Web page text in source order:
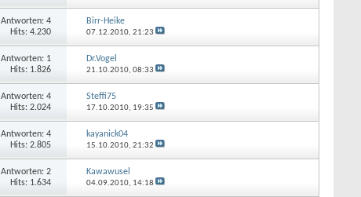
Antworten: 4
Hits: 4.230
Birr-Heike
07.12.2010, 21:23
Antworten: 1
Hits: 1.826
Dr.Vogel
21.10.2010, 08:33
Antworten: 4
Hits: 2.024
Steffi75
17.10.2010, 19:35
Antworten: 4
Hits: 2.805
kayanick04
15.10.2010, 21:32
Antworten: 2
Hits: 1.634
Kawawusel
04.09.2010, 14:18